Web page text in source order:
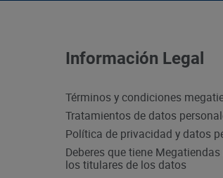
Información Legal
Términos y condiciones
Tratamientos de datos
Política de privacidad y datos
Deberes que tiene
los titulares de los datos